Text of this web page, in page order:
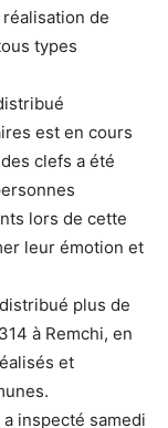
de
types
est en cours
clefs a été
lors de cette
leur émotion et
plus de
à Remchi, en
et
inspecté samedi